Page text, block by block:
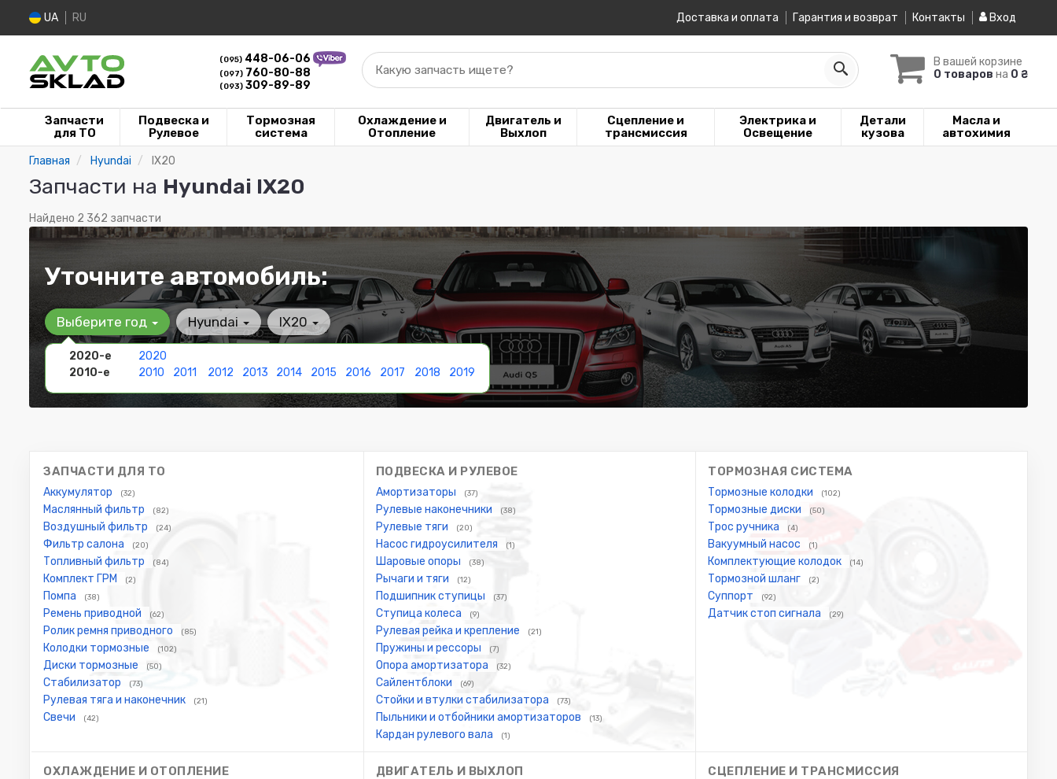
UA RU Доставка и оплата Гарантия и возврат Контакты Вход
(095) 448-06-06
(097) 760-80-88
(093) 309-89-89
В вашей корзине
0 товаров на 0 ₴
Какую запчасть ищете?
Запчасти
для ТО
Подвеска и
Рулевое
Тормозная
система
Охлаждение и
Отопление
Двигатель и
Выхлоп
Сцепление и
трансмиссия
Электрика и
Освещение
Детали
кузова
Масла и
автохимия
Главная Hyundai IX20
Запчасти на Hyundai IX20
Найдено 2 362 запчасти
Уточните автомобиль:
Выберите год
2020-е
2020
2010-е
2010 2011 2012 2013 2014 2015 2016 2017 2018 2019
Hyundai IX20
ЗАПЧАСТИ ДЛЯ ТО
Аккумулятор (32)
Маслянный фильтр (82)
Воздушный фильтр (24)
Фильтр салона (20)
Топливный фильтр (84)
Комплект ГРМ (2)
Помпа (38)
Ремень приводной (62)
Ролик ремня приводного (85)
Колодки тормозные (102)
Диски тормозные (50)
Стабилизатор (73)
Рулевая тяга и наконечник (21)
Свечи (42)
ПОДВЕСКА И РУЛЕВОЕ
Амортизаторы (37)
Рулевые наконечники (38)
Рулевые тяги (20)
Насос гидроусилителя (1)
Шаровые опоры (38)
Рычаги и тяги (12)
Подшипник ступицы (37)
Ступица колеса (9)
Рулевая рейка и крепление (21)
Пружины и рессоры (7)
Опора амортизатора (32)
Сайлентблоки (69)
Стойки и втулки стабилизатора (73)
Пыльники и отбойники амортизаторов (13)
Кардан рулевого вала (1)
ТОРМОЗНАЯ СИСТЕМА
Тормозные колодки (102)
Тормозные диски (50)
Трос ручника (4)
Вакуумный насос (1)
Комплектующие колодок (14)
Тормозной шланг (2)
Суппорт (92)
Датчик стоп сигнала (29)
ОХЛАЖДЕНИЕ И ОТОПЛЕНИЕ ДВИГАТЕЛЬ И ВЫХЛОП СЦЕПЛЕНИЕ И ТРАНСМИССИЯ